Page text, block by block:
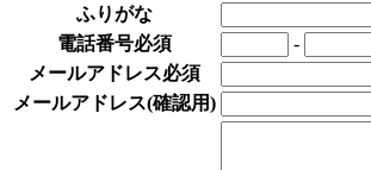
ふりがな
電話番号必須 -
メールアドレス必須
メールアドレス(確認用)